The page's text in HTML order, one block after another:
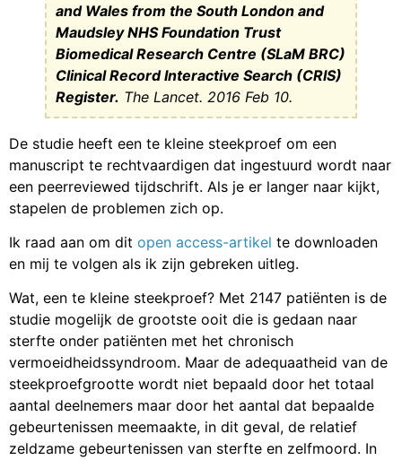
and Wales from the South London and
Maudsley NHS Foundation Trust
Biomedical Research Centre (SLaM BRC)
Clinical Record Interactive Search (CRIS)
Register. The Lancet. 2016 Feb 10.
De studie heeft een te kleine steekproef om een
manuscript te rechtvaardigen dat ingestuurd wordt naar
een peerreviewed tijdschrift. Als je er langer naar kijkt,
stapelen de problemen zich op.
Ik raad aan om dit open access-artikel te downloaden
en mij te volgen als ik zijn gebreken uitleg.
Wat, een te kleine steekproef? Met 2147 patiënten is de
studie mogelijk de grootste ooit die is gedaan naar
sterfte onder patiënten met het chronisch
vermoeidheidssyndroom. Maar de adequaatheid van de
steekproefgrootte wordt niet bepaald door het totaal
aantal deelnemers maar door het aantal dat bepaalde
gebeurtenissen meemaakte, in dit geval, de relatief
zeldzame gebeurtenissen van sterfte en zelfmoord. In